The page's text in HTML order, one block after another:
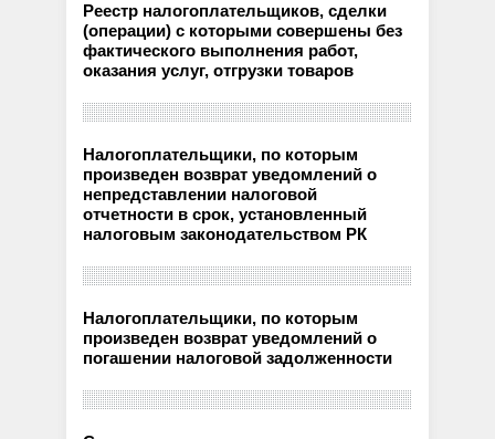
Реестр налогоплательщиков, сделки
(операции) с которыми совершены без
фактического выполнения работ,
оказания услуг, отгрузки товаров
Налогоплательщики, по которым
произведен возврат уведомлений о
непредставлении налоговой
отчетности в срок, установленный
налоговым законодательством РК
Налогоплательщики, по которым
произведен возврат уведомлений о
погашении налоговой задолженности